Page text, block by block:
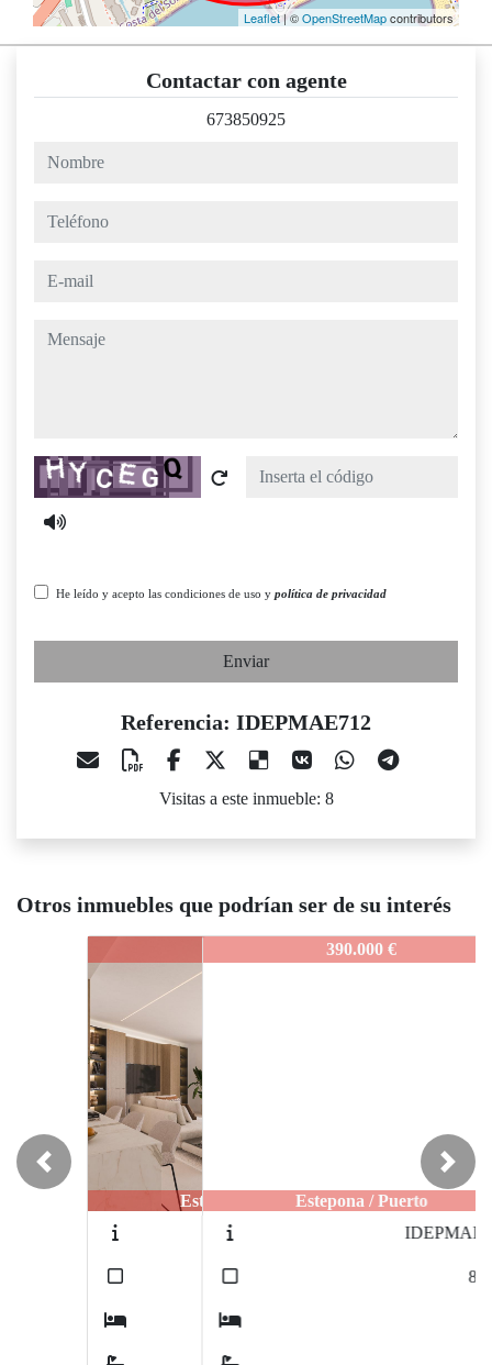
Leaflet| ©OpenStreetMapcontributors
Contactar con agente
673850925
nombre
teléfono
e-mail
mensaje
Captcha
He leído y acepto las condiciones de uso y política de privacidad
Enviar
Referencia: IDEPMAE712
Visitas a este inmueble: 8
Otros inmuebles que podrían ser de su interés
Estepona / Puerto
Previous Next